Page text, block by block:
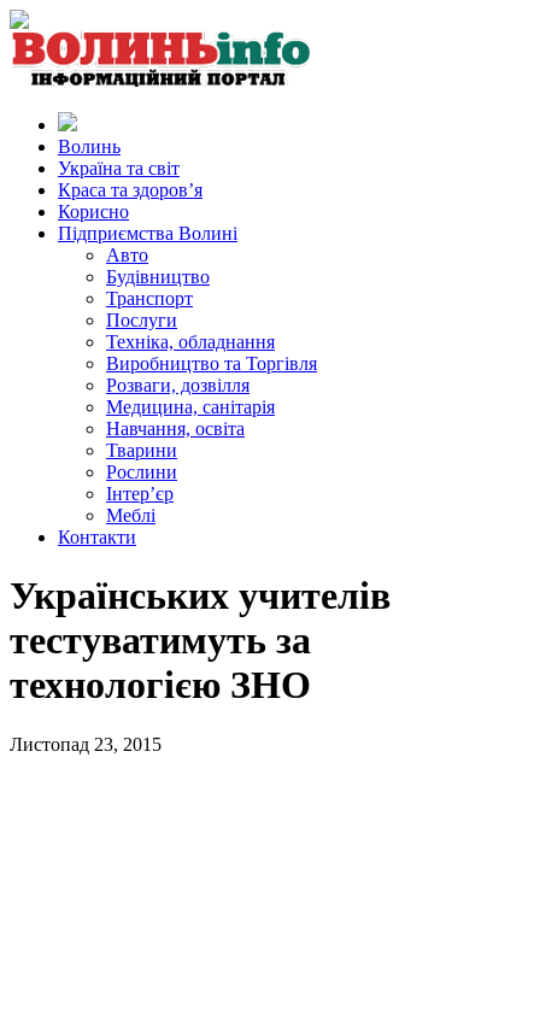
Волинь
Україна та світ
Краса та здоров’я
Корисно
Підприємства Волині
Авто
Будівництво
Транспорт
Послуги
Техніка, обладнання
Виробництво та Торгівля
Розваги, дозвілля
Медицина, санітарія
Навчання, освіта
Тварини
Рослини
Інтер’єр
Меблі
Контакти
Українських учителів
тестуватимуть за
технологією ЗНО
Листопад 23, 2015